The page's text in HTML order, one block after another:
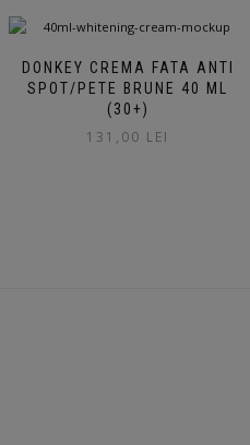
DONKEY CREMA FATA ANTI
SPOT/PETE BRUNE 40 ML
(30+)
131,00 LEI